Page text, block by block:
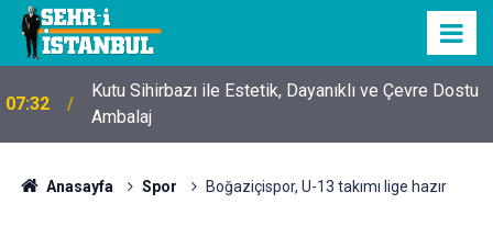
07:32
Kutu Sihirbazı ile Estetik, Dayanıklı ve Çevre Dostu
Ambalaj
Anasayfa Spor Boğaziçispor, U-13 takımı lige hazır